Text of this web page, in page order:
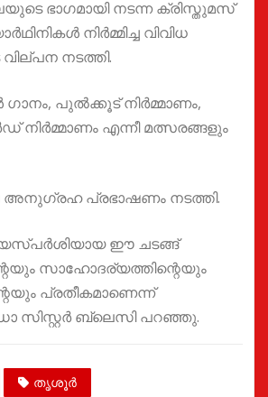
ഭാഗമായി നടന്ന ക്രിസ്തുമസ്
നിർമ്മിച്ച വിവിധ
നടത്തി.
പുൽക്കൂട് നിർമ്മാണം,
നിർമ്മാണം എന്നീ മത്സരങ്ങളും
അനുഗ്രഹ പ്രഭാഷണം നടത്തി.
ഈ ചടങ്ങ്
സാഹോദര്യത്തിന്റെയും
പ്രതീകമാണെന്ന്
സിസ്റ്റർ ബ്ലെസി പറഞ്ഞു.
തൃശൂർ